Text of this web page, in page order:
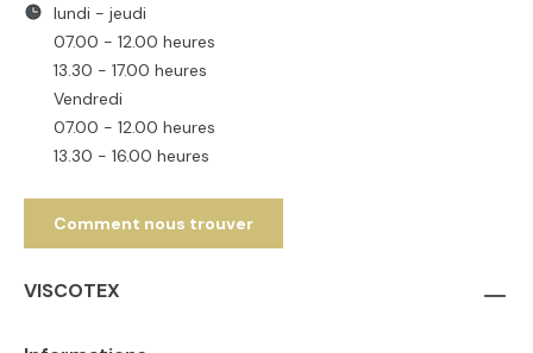
lundi - jeudi
07.00 - 12.00 heures
13.30 - 17.00 heures
Vendredi
07.00 - 12.00 heures
13.30 - 16.00 heures
Comment nous trouver
VISCOTEX